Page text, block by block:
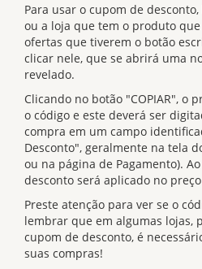
Para usar o cupom de
ou a loja que tem o produto que
ofertas que tiverem o botão
clicar nele, que se abrirá uma
revelado.
Clicando no botão "COPIAR", o
o código e este deverá ser
compra em um campo
Desconto", geralmente na tela
ou na página de Pagamento).
desconto será aplicado no
Preste atenção para ver se o
lembrar que em algumas lojas,
cupom de desconto, é
suas compras!